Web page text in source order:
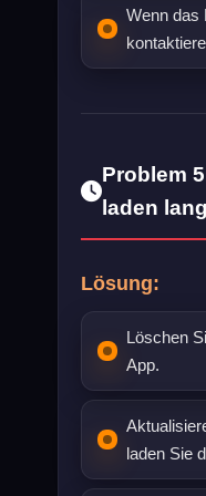
Wenn das
Problem
laden
Lösung:
Löschen
App.
laden Sie